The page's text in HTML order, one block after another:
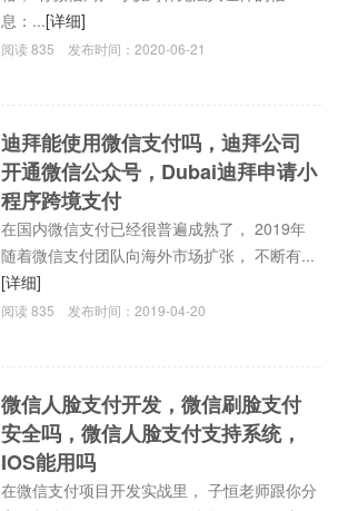
息：...[详细]
阅读835 发布时间：2020-06-21
迪拜能使用微信支付吗，迪拜公司
开通微信公众号，Dubai迪拜申请小
程序跨境支付
在国内微信支付已经很普遍成熟了， 2019年
随着微信支付团队向海外市场扩张， 不断有...
[详细]
阅读835 发布时间：2019-04-20
微信人脸支付开发，微信刷脸支付
安全吗，微信人脸支付支持系统，
IOS能用吗
在微信支付项目开发实战里， 子恒老师跟你分